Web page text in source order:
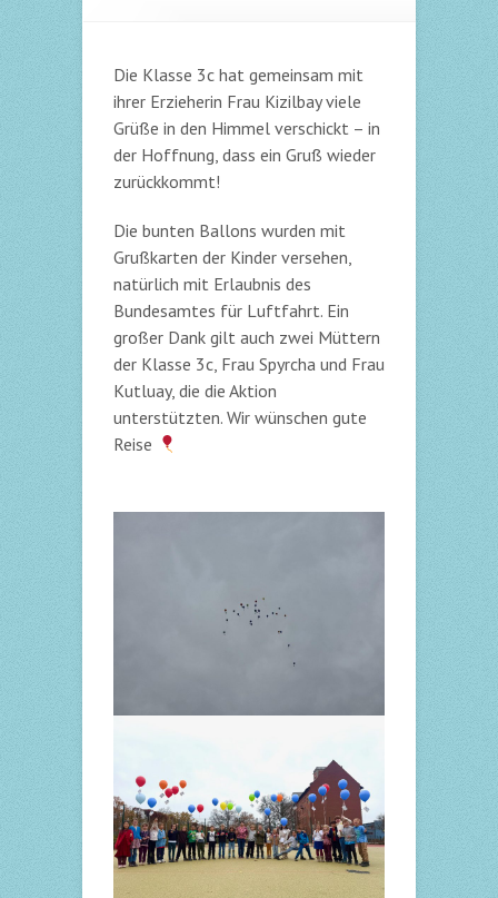
Die Klasse 3c hat gemeinsam mit
ihrer Erzieherin Frau Kizilbay viele
Grüße in den Himmel verschickt – in
der Hoffnung, dass ein Gruß wieder
zurückkommt!
Die bunten Ballons wurden mit
Grußkarten der Kinder versehen,
natürlich mit Erlaubnis des
Bundesamtes für Luftfahrt. Ein
großer Dank gilt auch zwei Müttern
der Klasse 3c, Frau Spyrcha und Frau
Kutluay, die die Aktion
unterstützten. Wir wünschen gute
Reise